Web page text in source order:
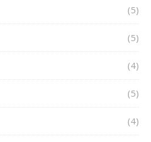
(5)
(5)
(4)
(5)
(4)